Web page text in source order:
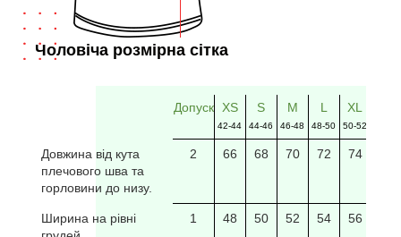
Чоловіча розмірна сітка
Допуск XS
42-44
S
44-46
M
46-48
L
48-50
XL
50-52
Довжина від кута
плечового шва та
горловини до низу.
2 66 68 70 72 74
Ширина на рівні
1 48 50 52 54 56